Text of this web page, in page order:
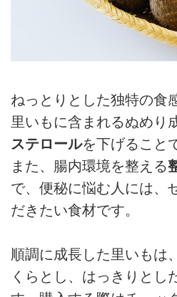
ねっとりとした独特の食
里いもに含まれるぬめり
ステロールを下げること
また、腸内環境を整える
で、便秘に悩む人には、
だきたい食材です。
順調に成長した里いもは
くらとし、はっきりとし